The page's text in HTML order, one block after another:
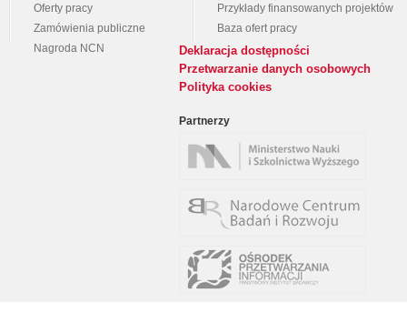
Oferty pracy
Zamówienia publiczne
Nagroda NCN
Przykłady finansowanych projektów
Baza ofert pracy
Deklaracja dostępności
Przetwarzanie danych osobowych
Polityka cookies
Partnerzy